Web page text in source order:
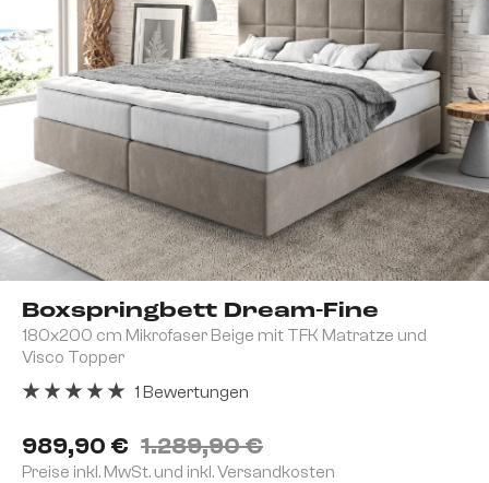
Boxspringbett Dream-Fine
180x200 cm Mikrofaser Beige mit TFK Matratze und
Visco Topper
989,90 € 1.289,90 €
Preise inkl. MwSt. und inkl. Versandkosten
1 Bewertungen